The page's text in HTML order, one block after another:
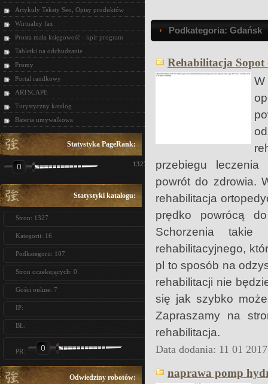
Artykuły Teksty Seo, Opisy produktów
Wirtualny fax
Prosta mała księgowość - kpir program
Tabletki na odchudzanie
Promy
Portal randkowy
ARTSCAPE
Turystyczny katalog
Bateria umywalkowa
Statystyka PageRank:
1327
Statystyki katalogu:
Stron: 1327
Kategorii: 16
Podkategorii: 107
Stron oczekujących: 0
Gości online: 7
IP:
BL:
PR:
Odwiedziny robotów:
Podkategoria: Gdańsk
Rehabilitacja
przebiegu leczenia
powrót do zdrowia.
rehabilitacja
prędko powrócą
Schorzenia takie
rehabilitacyjnego,
pl to sposób na
rehabilitacji nie
się jak szybko
Zapraszamy na
rehabilitacja.
Data dodania: 11 01
naprawa pomp